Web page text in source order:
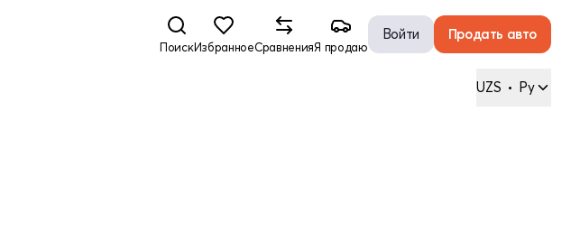
ПоискИзбранноеСравненияЯ продаю
Войти Продать авто
UZS • Ру